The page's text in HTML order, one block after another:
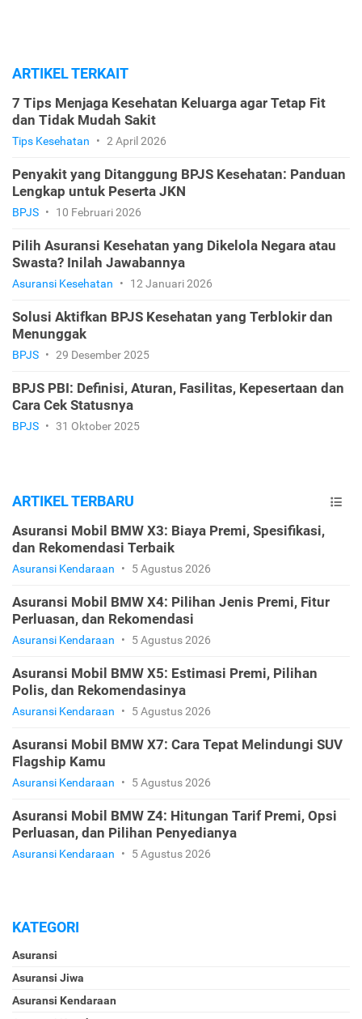
ARTIKEL TERKAIT
7 Tips Menjaga Kesehatan Keluarga agar Tetap Fit
dan Tidak Mudah Sakit
Tips Kesehatan • 2 April 2026
Penyakit yang Ditanggung BPJS Kesehatan: Panduan
Lengkap untuk Peserta JKN
BPJS • 10 Februari 2026
Pilih Asuransi Kesehatan yang Dikelola Negara atau
Swasta? Inilah Jawabannya
Asuransi Kesehatan • 12 Januari 2026
Solusi Aktifkan BPJS Kesehatan yang Terblokir dan
Menunggak
BPJS • 29 Desember 2025
BPJS PBI: Definisi, Aturan, Fasilitas, Kepesertaan dan
Cara Cek Statusnya
BPJS • 31 Oktober 2025
ARTIKEL TERBARU
Asuransi Mobil BMW X3: Biaya Premi, Spesifikasi,
dan Rekomendasi Terbaik
Asuransi Kendaraan • 5 Agustus 2026
Asuransi Mobil BMW X4: Pilihan Jenis Premi, Fitur
Perluasan, dan Rekomendasi
Asuransi Kendaraan • 5 Agustus 2026
Asuransi Mobil BMW X5: Estimasi Premi, Pilihan
Polis, dan Rekomendasinya
Asuransi Kendaraan • 5 Agustus 2026
Asuransi Mobil BMW X7: Cara Tepat Melindungi SUV
Flagship Kamu
Asuransi Kendaraan • 5 Agustus 2026
Asuransi Mobil BMW Z4: Hitungan Tarif Premi, Opsi
Perluasan, dan Pilihan Penyedianya
Asuransi Kendaraan • 5 Agustus 2026
KATEGORI
Asuransi
Asuransi Jiwa
Asuransi Kendaraan